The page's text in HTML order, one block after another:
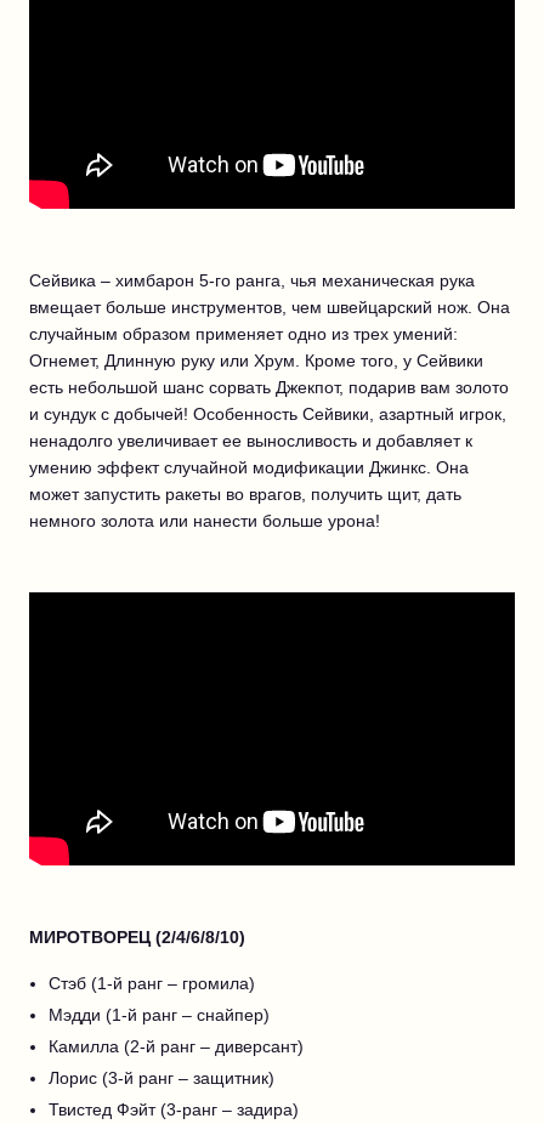
Сейвика – химбарон 5-го ранга, чья механическая рука
вмещает больше инструментов, чем швейцарский нож. Она
случайным образом применяет одно из трех умений:
Огнемет, Длинную руку или Хрум. Кроме того, у Сейвики
есть небольшой шанс сорвать Джекпот, подарив вам золото
и сундук с добычей! Особенность Сейвики, азартный игрок,
ненадолго увеличивает ее выносливость и добавляет к
умению эффект случайной модификации Джинкс. Она
может запустить ракеты во врагов, получить щит, дать
немного золота или нанести больше урона!
МИРОТВОРЕЦ (2/4/6/8/10)
Стэб (1-й ранг – громила)
Мэдди (1-й ранг – снайпер)
Камилла (2-й ранг – диверсант)
Лорис (3-й ранг – защитник)
Твистед Фэйт (3-ранг – задира)